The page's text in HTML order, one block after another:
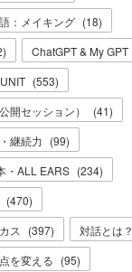
：メイキング (18)
) ChatGPT & My GPT
(553)
開セッション）
(41)
継続力 (99)
・ALL EARS (234)
(470)
ス
(397) 対話とは？
を変える (95)